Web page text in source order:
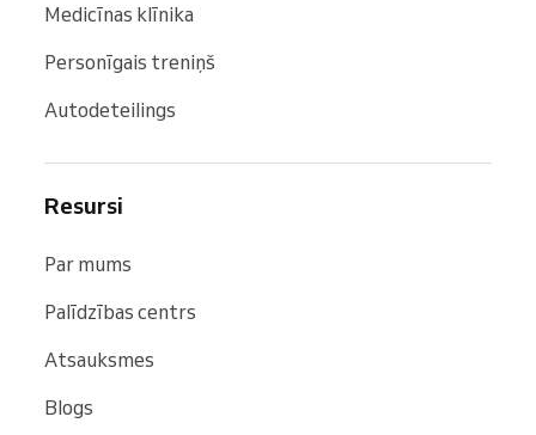
Medicīnas klīnika
Personīgais treniņš
Autodeteilings
Resursi
Par mums
Palīdzības centrs
Atsauksmes
Blogs